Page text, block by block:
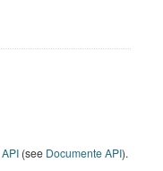
API (see Documente API).